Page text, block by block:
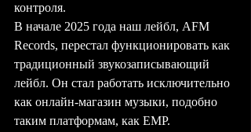
контроля.
В начале 2025 года наш лейбл, AFM
Records, перестал функционировать как
традиционный звукозаписывающий
лейбл. Он стал работать исключительно
как онлайн-магазин музыки, подобно
таким платформам, как EMP.